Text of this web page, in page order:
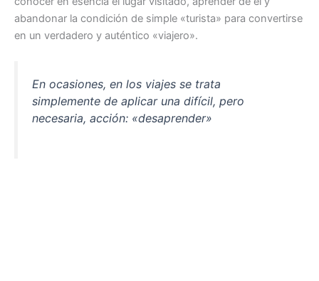
abandonar la condición de simple «turista» para convertirse
en un verdadero y auténtico «viajero».
En ocasiones, en los viajes se trata
simplemente de aplicar una difícil, pero
necesaria, acción: «desaprender»